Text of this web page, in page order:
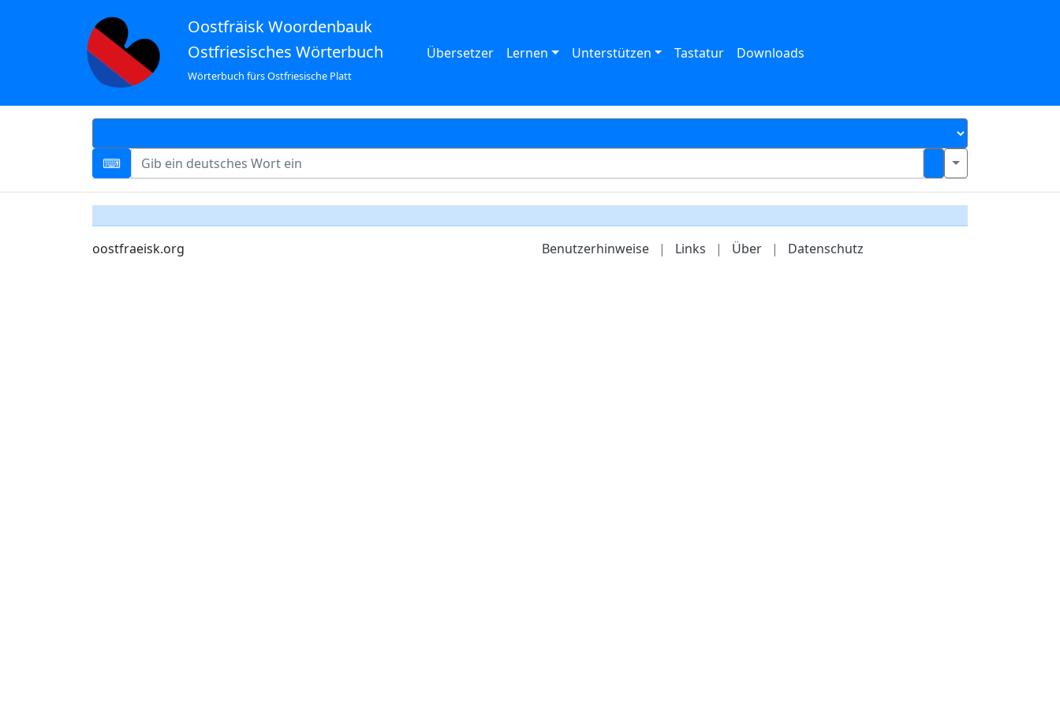
Oostfräisk Woordenbauk
Ostfriesisches Wörterbuch
Wörterbuch fürs Ostfriesische Platt
Übersetzer Lernen Unterstützen Tastatur Downloads
oostfraeisk.org Benutzerhinweise | Links | Über | Datenschutz